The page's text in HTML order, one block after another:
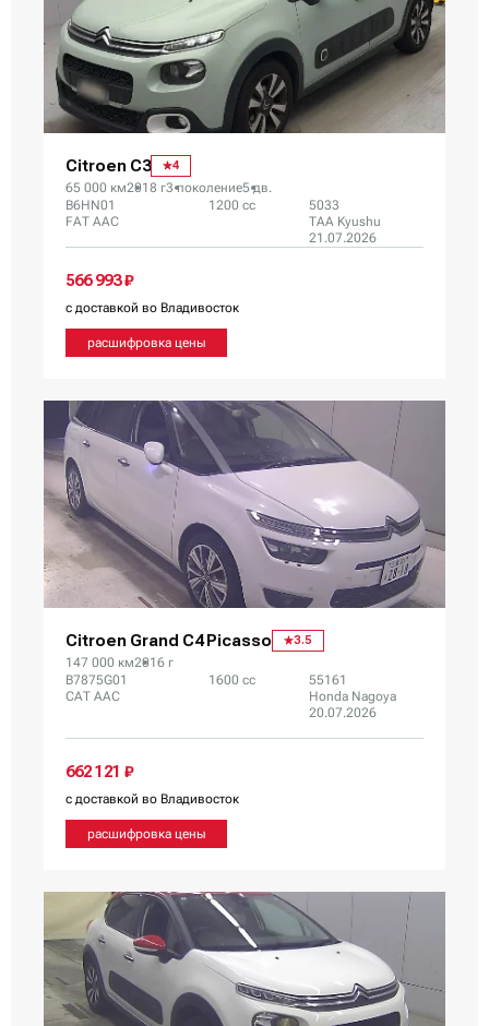
Citroen C3 4
65 000 км2018 г3 поколение5 дв.
B6HN01
FAT AAC
1200 сс
5033
TAA Kyushu
21.07.2026
566 993 ₽
с доставкой во Владивосток
расшифровка цены
Citroen Grand C4 Picasso 3.5
147 000 км2016 г
B7875G01
CAT AAC
1600 сс
55161
Honda Nagoya
20.07.2026
662 121 ₽
с доставкой во Владивосток
расшифровка цены